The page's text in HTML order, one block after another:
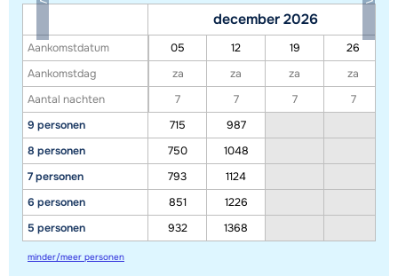
Toon alle accommodaties in dit gebied
Deze kaart geeft een indicatie van de ligging van onze accommodaties. De
exacte locatie kan enigszins afwijken.
Aankomstdatum
Aankomstdag
Aantal nachten
9 personen
8 personen
7 personen
6 personen
5 personen
december 2026
05 12 19
26
za
za za
za
7
7 7
7
715
987
750
1048
793
1124
851
1226
932
1368
minder/meer personen